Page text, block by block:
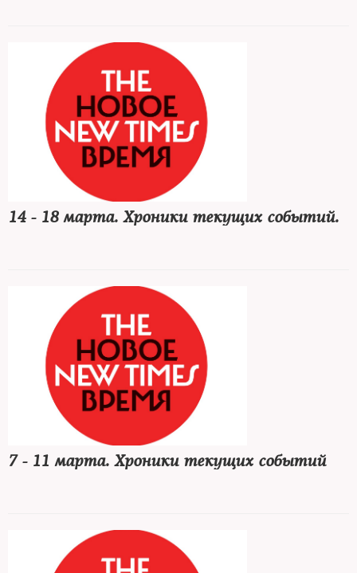
14 - 18 марта. Хроники текущих событий.
7 - 11 марта. Хроники текущих событий